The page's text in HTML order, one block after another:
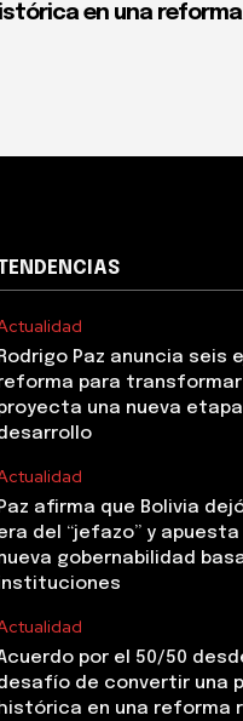
en una reforma
Rodrigo Paz anuncia seis
para transformar
una nueva
Paz afirma que Bolivia
del “jefazo” y apuesta
gobernabilidad
por el 50/50
de convertir una
histórica en una reforma